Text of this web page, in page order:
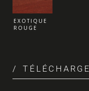
EXOTIQUE
ROUGE